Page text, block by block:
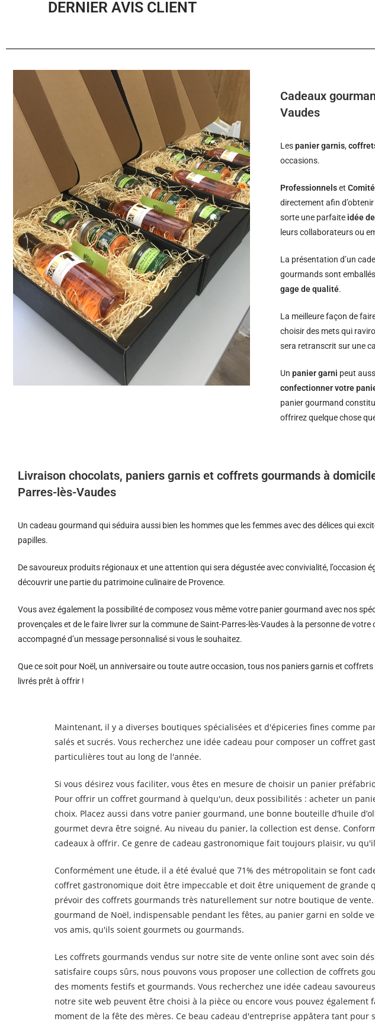
DERNIER AVIS CLIENT
Cadeaux
Vaudes
Lespanier garnis,
occasions.
Professionnelset
directement afin
sorte une parfaite idée
leurs collaborateurs ou
La présentation d’un
gourmands sont
gage de qualité.
La meilleure façon de
choisir des mets qui
sera retranscrit sur une
Unpanier garni peut
confectionner votre
panier gourmand
offrirez quelque chose
Livraison chocolats, paniers garnis et coffrets gourmands à
Parres-lès-Vaudes
Un cadeau gourmand qui séduira aussi bien les hommes que les femmes avec des délices qui
papilles.
De savoureux produits régionaux et une attention qui sera dégustée avec convivialité, l’occasion
découvrir une partie du patrimoine culinaire de Provence.
Vous avez également la possibilité de composez vous même votre panier gourmand avec nos
provençales et de le faire livrer sur la commune de Saint-Parres-lès-Vaudes à la personne de votre
accompagné d’un message personnalisé si vous le souhaitez.
Que ce soit pour Noël, un anniversaire ou toute autre occasion, tous nos paniers garnis et
livrés prêt à offrir !
Maintenant, il y a diverses boutiques spécialisées et d'épiceries fines comme
salés et sucrés. Vous recherchez une idée cadeau pour composer un coffret
particulières tout au long de l'année.
Si vous désirez vous faciliter, vous êtes en mesure de choisir un panier
Pour offrir un coffret gourmand à quelqu'un, deux possibilités : acheter un
choix. Placez aussi dans votre panier gourmand, une bonne bouteille d’huile
gourmet devra être soigné. Au niveau du panier, la collection est dense.
cadeaux à offrir. Ce genre de cadeau gastronomique fait toujours plaisir, vu
Conformément une étude, il a été évalué que 71% des métropolitain se font
coffret gastronomique doit être impeccable et doit être uniquement de
prévoir des coffrets gourmands très naturellement sur notre boutique de
gourmand de Noël, indispensable pendant les fêtes, au panier garni en solde
vos amis, qu'ils soient gourmets ou gourmands.
Les coffrets gourmands vendus sur notre site de vente online sont avec soin
satisfaire coups sûrs, nous pouvons vous proposer une collection de coffrets
des moments festifs et gourmands. Vous recherchez une idée cadeau
notre site web peuvent être choisi à la pièce ou encore vous pouvez
moment de la fête des mères. Ce beau cadeau d'entreprise appâtera tant pour